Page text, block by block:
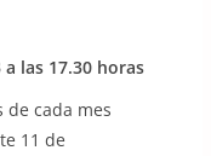
las 17.30 horas
de cada mes
11 de